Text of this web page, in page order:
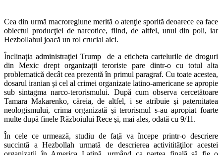
Cea din urmă macroregiune merită o atenţie sporită deoarece ea face
obiectul producţiei de narcotice, fiind, de altfel, unul din poli, iar
Hezbollahul joacă un rol crucial aici.
Înclinaţia administraţiei Trump de a eticheta cartelurile de droguri
din Mexic drept organizaţii teroriste pare dintr-o cu totul alta
problematică decât cea prezentă în primul paragraf. Cu toate acestea,
dosarul iranian şi cel al crimei organizate latino-americane se apropie
sub sintagma narco-terorismului. După cum observa cercetătoare
Tamara Makarenko, căreia, de altfel, i se atribuie şi paternitatea
neologismului, crima organizată şi terorismul s-au apropiat foarte
multe după finele Războiului Rece şi, mai ales, odată cu 9/11.
În cele ce urmează, studiu de faţă va începe printr-o descriere
succintă a Hezbollah urmată de descrierea activitităţilor acestei